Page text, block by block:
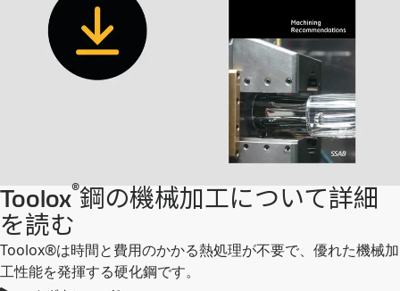
Toolox®鋼の機械加工について詳細
を読む
Toolox®は時間と費用のかかる熱処理が不要で、優れた機械加
工性能を発揮する硬化鋼です。